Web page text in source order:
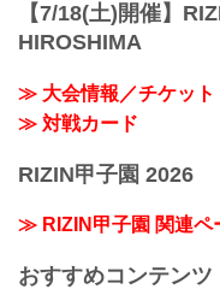
【7/18(土)開催】
HIROSHIMA
≫ 大会情報／チケット
≫ 対戦カード
RIZIN甲子園 2026
≫ RIZIN甲子園 関連ペ
おすすめコンテンツ